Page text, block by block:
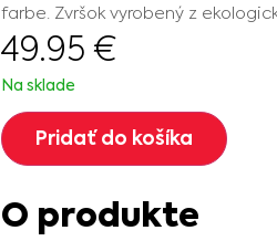
farbe. Zvršok vyrobený z
49.95€
Na sklade
Pridať do košíka
O produkte